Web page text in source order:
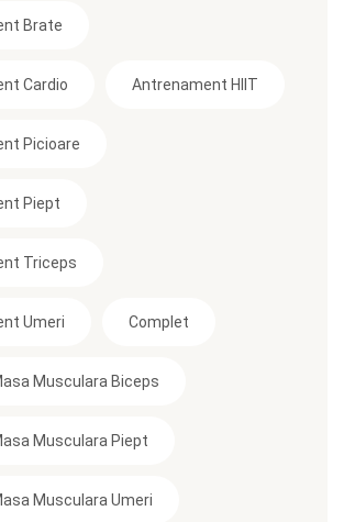
Brate
Cardio Antrenament HIIT
Picioare
Piept
Triceps
Umeri Complet
Musculara Biceps
Musculara Piept
Musculara Umeri